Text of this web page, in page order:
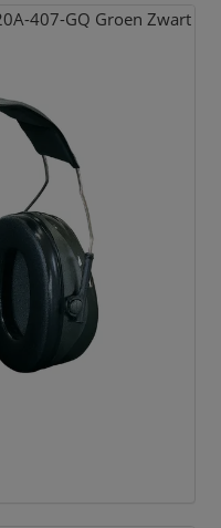
407-GQ Groen Zwart